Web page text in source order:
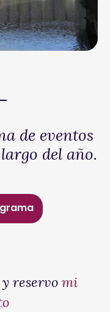
de eventos
del año.
y reservo mi